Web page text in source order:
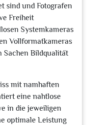
sind und Fotografen
Freiheit
Systemkameras
Vollformatkameras
Sachen Bildqualität
mit namhaften
eine nahtlose
in die jeweiligen
optimale Leistung